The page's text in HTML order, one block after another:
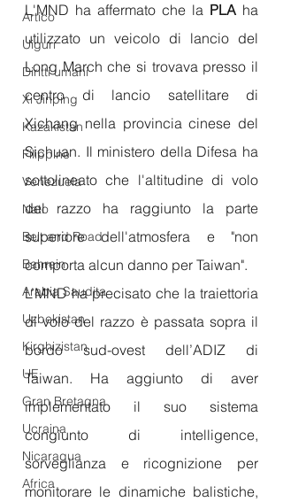
Artico
Uiguri
Diritti umani
Xi Jinping
Kazakistan
Filippine
Venezuela
Nato
Belt and Road
Bahrein
Arabia Saudita
Uzbekistan
Kirghizistan
UE
Gran Bretagna
Ucraina
Nicaragua
Africa
L'MND ha affermato che la PLA ha
utilizzato un veicolo di lancio del
Long March che si trovava presso il
centro di lancio satellitare di
Xichang nella provincia cinese del
Sichuan. Il ministero della Difesa ha
sottolineato che l'altitudine di volo
del razzo ha raggiunto la parte
superiore dell'atmosfera e "non
comporta alcun danno per Taiwan".
L’MND ha precisato che la traiettoria
di volo del razzo è passata sopra il
bordo sud-ovest dell’ADIZ di
Taiwan. Ha aggiunto di aver
implementato il suo sistema
congiunto di intelligence,
sorveglianza e ricognizione per
monitorare le dinamiche balistiche,